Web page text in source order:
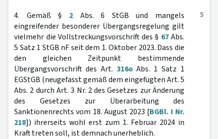
5
4. Gemäß § 2Abs. 6 StGB und mangels
eingreifender besonderer Übergangsregelung gilt
vielmehr die Vollstreckungsvorschrift des § 67Abs.
5 Satz 1 StGB nF seit dem 1. Oktober 2023. Dass die
den gleichen Zeitpunkt bestimmende
Übergangsvorschrift des Art. 316oAbs. 1 Satz 1
EGStGB (neugefasst gemäß dem eingefügten Art. 5
Abs. 2 durch Art. 3 Nr. 2 des Gesetzes zur Änderung
des Gesetzes zur Überarbeitung des
Sanktionenrechts vom 18. August 2023 [BGBl. I Nr.
218]) ihrerseits wohl erst zum 1. Februar 2024 in
Kraft treten soll, ist demnach unerheblich.